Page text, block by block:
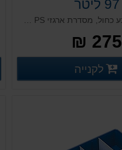
97 ליטר
275 ₪
פרטים נוספים
לקנייה